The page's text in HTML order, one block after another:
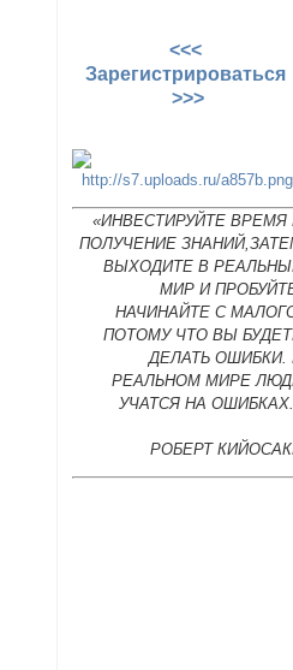
<<<
Зарегистрироваться
>>>
«ИНВЕСТИРУЙТЕ ВРЕМЯ
ПОЛУЧЕНИЕ
ВЫХОДИТЕ В
МИР И
НАЧИНАЙТЕ С
ПОТОМУ ЧТО ВЫ
ДЕЛАТЬ ОШИБКИ.
РЕАЛЬНОМ МИРЕ
УЧАТСЯ НА
РОБЕРТ